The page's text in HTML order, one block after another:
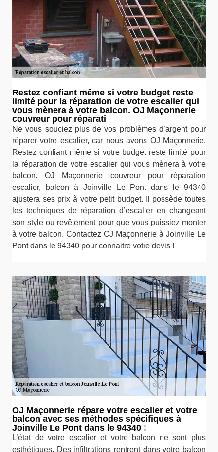
Restez confiant même si votre budget reste
limité pour la réparation de votre escalier qui
vous mènera à votre balcon. OJ Maçonnerie
couvreur pour réparati
Ne vous souciez plus de vos problèmes d’argent pour
réparer votre escalier, car nous avons OJ Maçonnerie.
Restez confiant même si votre budget reste limité pour
la réparation de votre escalier qui vous mènera à votre
balcon. OJ Maçonnerie couvreur pour réparation
escalier, balcon à Joinville Le Pont dans le 94340
ajustera ses prix à votre petit budget. Il possède toutes
les techniques de réparation d’escalier en changeant
son style ou revêtement pour que vous puissiez monter
à votre balcon. Contactez OJ Maçonnerie à Joinville Le
Pont dans le 94340 pour connaitre votre devis !
OJ Maçonnerie répare votre escalier et votre
balcon avec ses méthodes spécifiques à
Joinville Le Pont dans le 94340 !
L’état de votre escalier et votre balcon ne sont plus
esthétiques. Des infiltrations rentrent dans votre balcon